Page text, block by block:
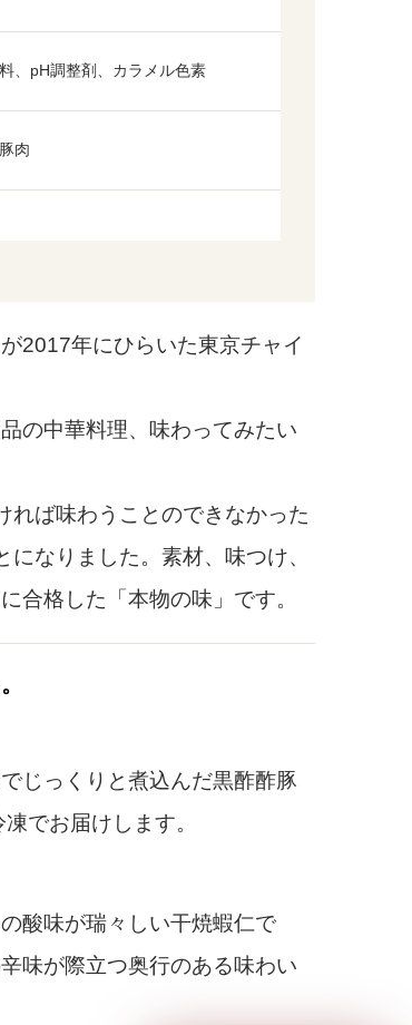
茶禅華オーナーシェフ・川田智也さん：「
理、「龍吟」で日本料理を学んだ後、「茶
和と漢の調和"を表現した中国料理が高く評
、pH調整剤、カラメル色素
肉
2017年にひらいた東京チャイ
の中華料理、味わってみたい
ば味わうことのできなかった
なりました。素材、味つけ、
合格した「本物の味」です。
じっくりと煮込んだ黒酢酢豚
でお届けします。
酸味が瑞々しい干焼蝦仁で
味が際立つ奥行のある味わい